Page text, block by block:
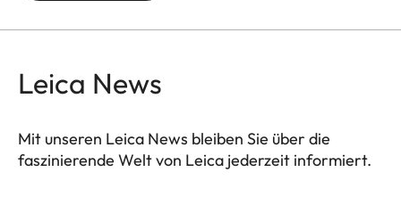
Zeitmessung mit einer Gangreserve von 60
Positionen gemessen wird.
Leica News
Mit unseren Leica News bleiben Sie über die
faszinierende Welt von Leica jederzeit informiert.